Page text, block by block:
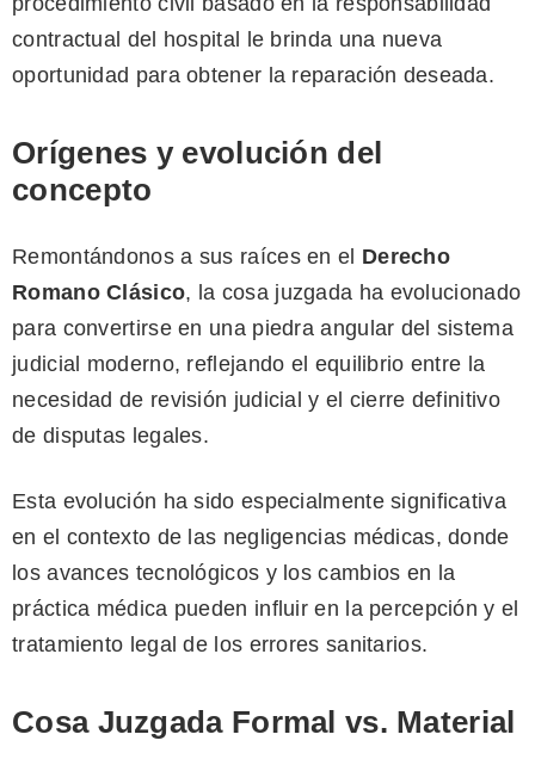
contractual del hospital le brinda una nueva
oportunidad para obtener la reparación deseada.
Orígenes y evolución del
concepto
Remontándonos a sus raíces en el Derecho
Romano Clásico, la cosa juzgada ha evolucionado
para convertirse en una piedra angular del sistema
judicial moderno, reflejando el equilibrio entre la
necesidad de revisión judicial y el cierre definitivo
de disputas legales.
Esta evolución ha sido especialmente significativa
en el contexto de las negligencias médicas, donde
los avances tecnológicos y los cambios en la
práctica médica pueden influir en la percepción y el
tratamiento legal de los errores sanitarios.
Cosa Juzgada Formal vs. Material